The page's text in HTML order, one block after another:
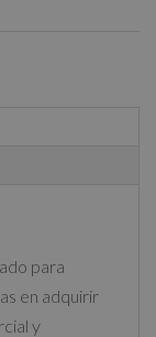
para
en adquirir
y